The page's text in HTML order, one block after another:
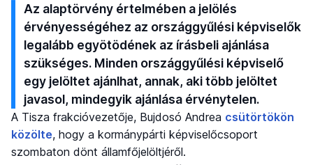
Az alaptörvény értelmében a jelölés
érvényességéhez az országgyűlési képviselők
legalább egyötödének az írásbeli ajánlása
szükséges. Minden országgyűlési képviselő
egy jelöltet ajánlhat, annak, aki több jelöltet
javasol, mindegyik ajánlása érvénytelen.
A Tisza frakcióvezetője, Bujdosó Andrea csütörtökön
közölte, hogy a kormánypárti képviselőcsoport
szombaton dönt államfőjelöltjéről.